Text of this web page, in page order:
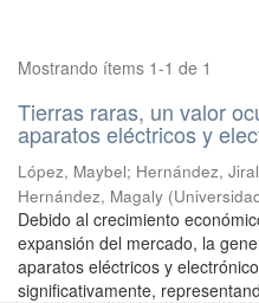
Mostrando ítems 1-1 de 1
Tierras raras, un valor
aparatos eléctricos y
López, Maybel; Hernández,
Hernández, Magaly (
Debido al crecimiento
expansión del mercado, la
aparatos eléctricos y
significativamente,